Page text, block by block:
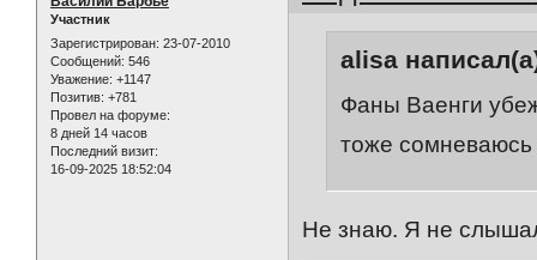
Участник
Зарегистрирован: 23-07-2010
Сообщений: 546
Уважение: +1147
Позитив: +781
Провел на форуме:
8 дней 14 часов
Последний визит:
16-09-2025 18:52:04
alisa
Фаны Ваенги
тоже сомневаюсь
Не знаю. Я не